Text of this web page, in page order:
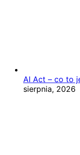
AI Act – co to
sierpnia, 2026